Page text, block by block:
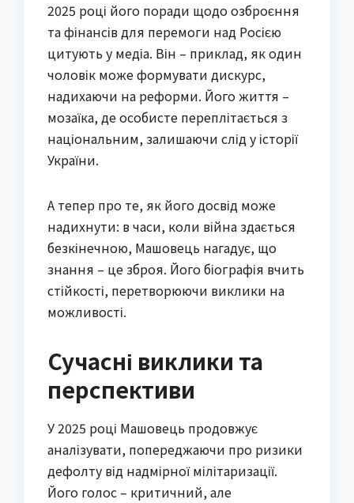
2025 році його поради щодо озброєння
та фінансів для перемоги над Росією
цитують у медіа. Він – приклад, як один
чоловік може формувати дискурс,
надихаючи на реформи. Його життя –
мозаїка, де особисте переплітається з
національним, залишаючи слід у історії
України.
А тепер про те, як його досвід може
надихнути: в часи, коли війна здається
безкінечною, Машовець нагадує, що
знання – це зброя. Його біографія вчить
стійкості, перетворюючи виклики на
можливості.
Сучасні виклики та
перспективи
У 2025 році Машовець продовжує
аналізувати, попереджаючи про ризики
дефолту від надмірної мілітаризації.
Його голос – критичний, але